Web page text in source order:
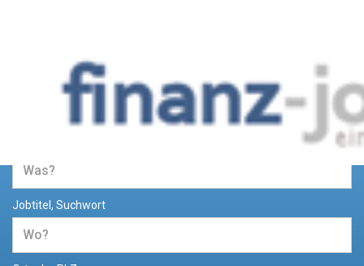
Jobs und Stellenangebote im
Bereich Finanzen
Jobtitel, Suchwort